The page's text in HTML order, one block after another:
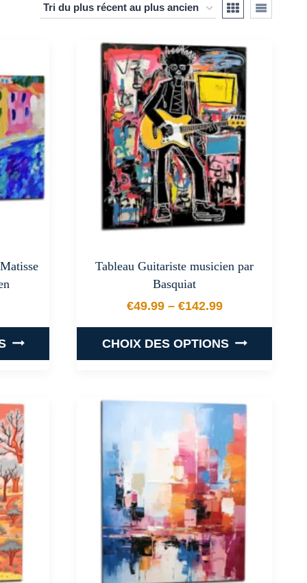
prix : €34.99 à €142.99
Tableau Guitariste musicien par
Basquiat
€49.99– €142.99
Plage de prix : €49.99
CHOIX DES OPTIONS
a
plusieurs
variations.
Les
options
peuvent
être
choisies
sur
la